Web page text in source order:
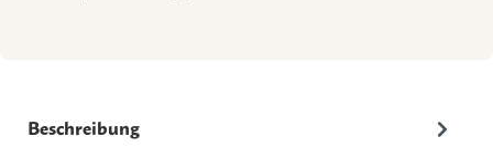
Beschreibung